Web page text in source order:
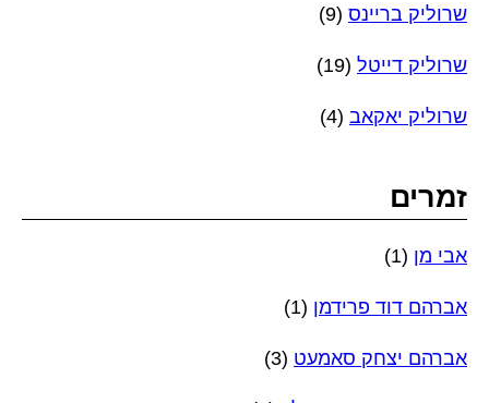
שרוליק בריינס (9)
שרוליק דייטל (19)
שרוליק יאקאב (4)
זמרים
אבי מן (1)
אברהם דוד פרידמן (1)
אברהם יצחק סאמעט (3)